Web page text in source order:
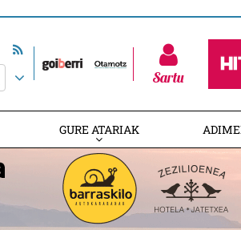
Sartu
GURE ATARIAK